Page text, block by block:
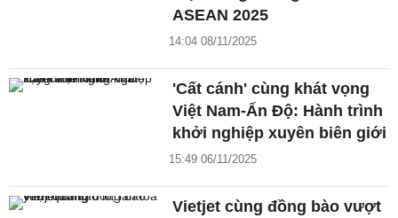
ASEAN 2025
14:04 08/11/2025
'Cất cánh' cùng khát vọng
Việt Nam-Ấn Độ: Hành trình
khởi nghiệp xuyên biên giới
15:49 06/11/2025
Vietjet cùng đồng bào vượt